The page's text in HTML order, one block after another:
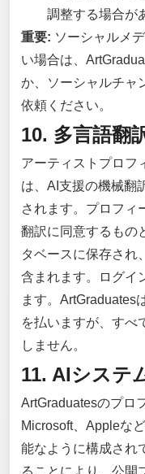
調整する場合が
重要: ソーシャルメ
い場合は、
か、ソーシャルチャ
依頼ください。
10. 多言語翻
アーティストプロフ
は、AI支援の機械翻
されます。プロフィ
翻訳に同意するもの
タベースに保存され
含まれます。ログイ
ます。ArtGraduates
を払いますが、すべ
しません。
11. AIシステ
ArtGraduatesのプロ
Microsoft、Appleな
能なように構成され
ることにより、公開